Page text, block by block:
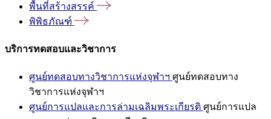
พื้นที่สร้างสรรค์
พิพิธภัณฑ์
บริการทดสอบและวิชาการ
ศูนย์ทดสอบทางวิชาการแห่งจุฬาฯ ศูนย์ทดสอบทาง
วิชาการแห่งจุฬาฯ
ศูนย์การแปลและการล่ามเฉลิมพระเกียรติ ศูนย์การแปล